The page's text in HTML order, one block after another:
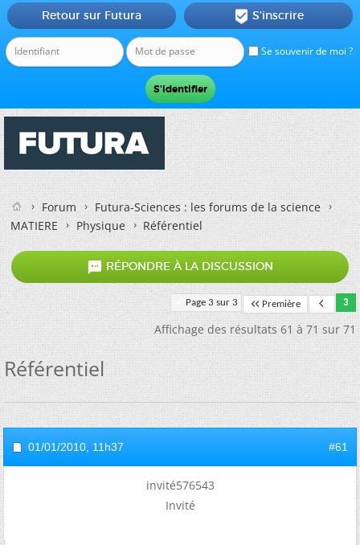
Se souvenir de moi ?
Retour sur Futura  S'inscrire
Forum
Futura-Sciences : les forums de la science
MATIERE
Physique Référentiel
 RÉPONDRE À LA DISCUSSION
Page 3 sur 3 Première 3
Affichage des résultats 61 à 71 sur 71
Référentiel
01/01/2010, 11h37 #61
invité576543
Invité